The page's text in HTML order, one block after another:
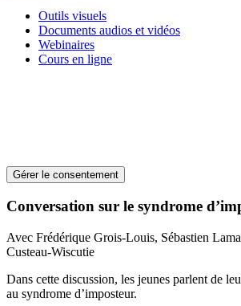
Outils visuels
Documents audios et vidéos
Webinaires
Cours en ligne
Gérer le consentement
Conversation sur le syndrome
Avec Frédérique Grois-Louis, Sébastien
Custeau-Wiscutie
Dans cette discussion, les jeunes parlent de
au syndrome d’imposteur.